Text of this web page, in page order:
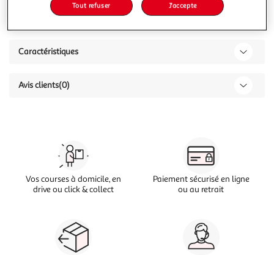
Description
Caractéristiques
Avis clients(0)
Vos courses à domicile, en
drive ou click & collect
Paiement sécurisé en ligne
ou au retrait
Tout refuser J'accepte